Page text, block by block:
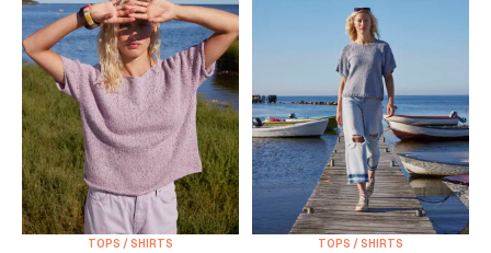
TOPS / SHIRTS TOPS / SHIRTS